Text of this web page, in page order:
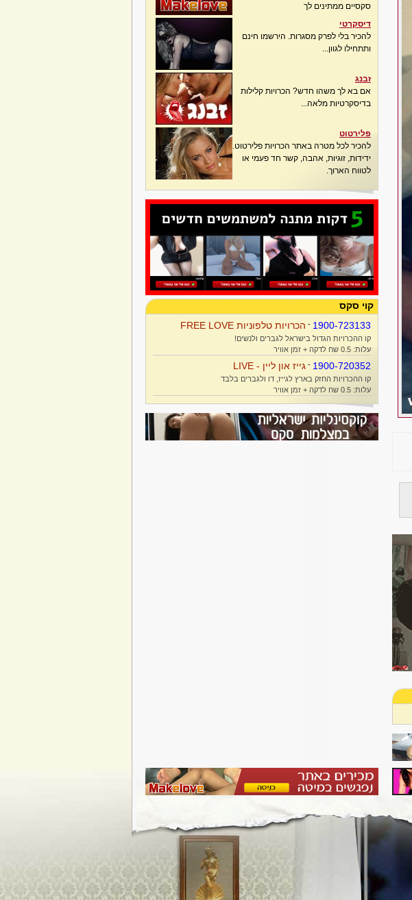
סקסיים ממתינים לך
דיסקרטי
להכיר בלי לפרק מסגרות. הירשמו חינם
ותתחילו לגוון...
זבנג
אם בא לך משהו חדש? הכרויות קלילות
בדיסקרטיות מלאה...
פלירטוט
להכיר לכל מטרה באתר הכרויות פלירטוט.
ידידות, זוגיות, אהבה, קשר חד פעמי או
לטווח הארוך.
קוי סקס
1900-723133
- הכרויות טלפוניות FREE LOVE
קו ההכרויות הגדול בישראל לגברים ולנשים!
עלות: 0.5 שח לדקה + זמן אוויר
1900-720352
- גייז און ליין - LIVE
קו ההכרויות החזק בארץ לגייז, דו ולגברים בלבד
עלות: 0.5 שח לדקה + זמן אוויר